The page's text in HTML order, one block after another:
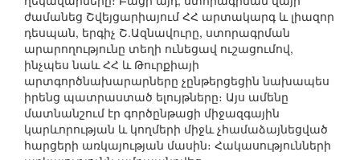
ժամանեց Շվեյցարիայում ՀՀ արտակարգ և լիազոր
դեսպան, երգիչ Շ.Ազնավուրը, ստորագրման
արարողությունը տեղի ունեցավ ուշացումով,
ինչպես նաև ՀՀ և Թուրքիայի
արտգործնախարարները չընթերցեցին նախապես
իրենց պատրաստած ելույթները։ Այս ամենը
մատնանշում էր գործընթացի միջազգային
կարևորության և կողմերի միջև չհամաձայնեցված
հարցերի առկայության մասին։ Հակասությունների